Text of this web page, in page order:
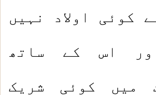
کوئی اولاد نہیں
اس کے ساتھ
میں کوئی شریک